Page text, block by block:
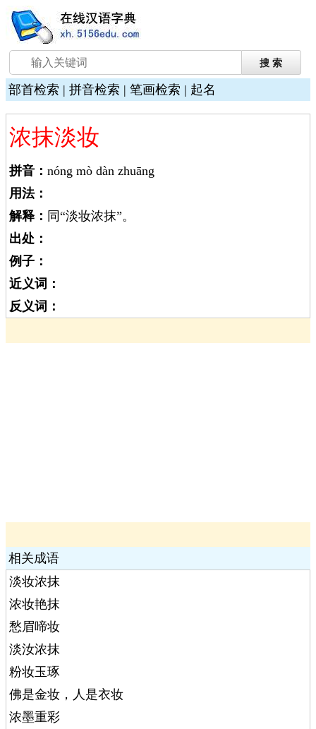
部首检索 | 拼音检索 | 笔画检索 | 起名
浓抹淡妆
拼音： nóng mò dàn zhuāng
用法：
解释： 同“淡妆浓抹”。
出处：
例子：
近义词：
反义词：
相关成语
淡妆浓抹
浓妆艳抹
愁眉啼妆
淡汝浓抹
粉妆玉琢
佛是金妆，人是衣妆
浓墨重彩